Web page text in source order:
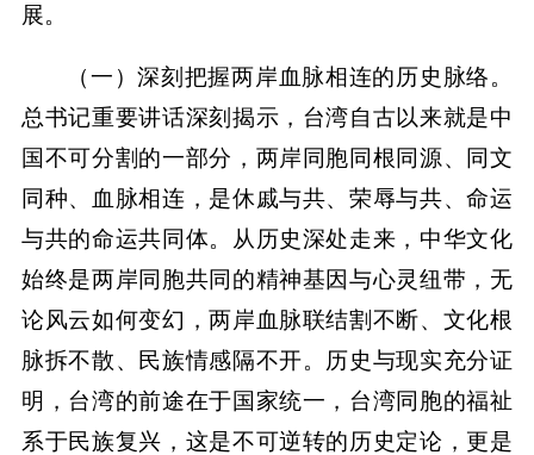
展。
（一）深刻把握两岸血脉相连的历史脉络。
总书记重要讲话深刻揭示，台湾自古以来就是中
国不可分割的一部分，两岸同胞同根同源、同文
同种、血脉相连，是休戚与共、荣辱与共、命运
与共的命运共同体。从历史深处走来，中华文化
始终是两岸同胞共同的精神基因与心灵纽带，无
论风云如何变幻，两岸血脉联结割不断、文化根
脉拆不散、民族情感隔不开。历史与现实充分证
明，台湾的前途在于国家统一，台湾同胞的福祉
系于民族复兴，这是不可逆转的历史定论，更是